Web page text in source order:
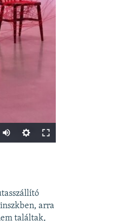
1080p
arra
találtak,